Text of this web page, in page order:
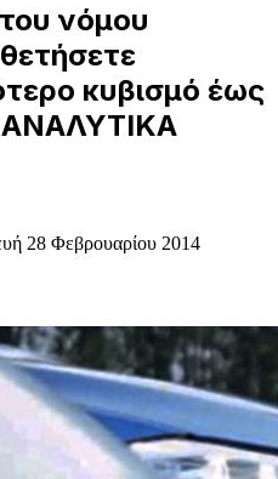
νόμου
κυβισμό έως
28 Φεβρουαρίου 2014